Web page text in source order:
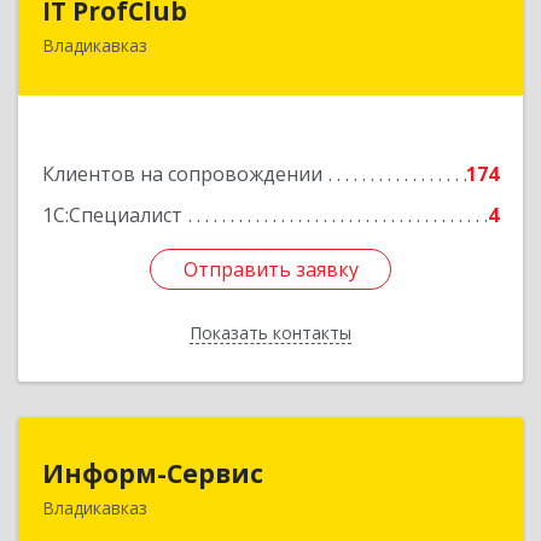
IT ProfClub
Владикавказ
Клиентов на сопровождении
174
1С:Специалист
4
Отправить заявку
Показать контакты
362045, Северная Осетия - Алания Респ,
Подробнее
Отправить заявку
Назад
Информ-Сервис
Владикавказ362020, Северная Осетия - Алания Респ,